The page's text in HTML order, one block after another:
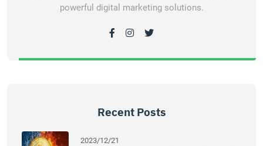
powerful digital marketing solutions.
Recent Posts
2023/12/21